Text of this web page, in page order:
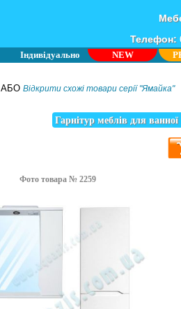
Телефон:
Індивідуально NEW
АБО Відкрити схожі товари серії "Ямайка"
Гарнітур меблів для
Фото товара № 2259